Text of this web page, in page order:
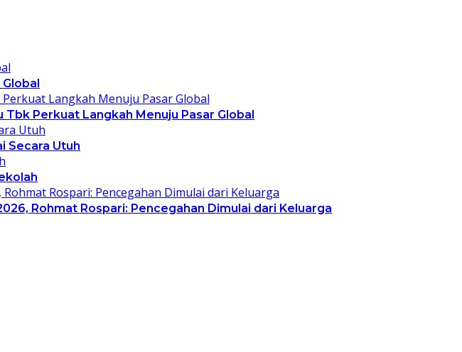
Perkuat Langkah Menuju Pasar Global
Secara Utuh
Rohmat Rospari: Pencegahan Dimulai dari Keluarga